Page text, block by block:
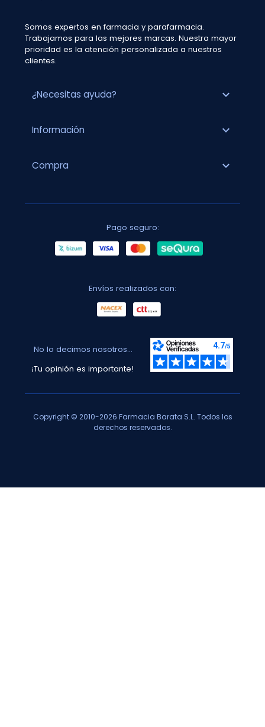
Somos expertos en farmacia y parafarmacia.
Trabajamos para las mejores marcas. Nuestra mayor
prioridad es la atención personalizada a nuestros
clientes.
¿Necesitas ayuda? expand_more
Información expand_more
Compra expand_more
Pago seguro:
Envíos realizados con:
No lo decimos nosotros...
¡Tu opinión es importante!
Copyright © 2010-2026 Farmacia Barata S.L. Todos los
derechos reservados.